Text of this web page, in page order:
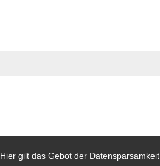
Hier gilt das Gebot der Datensparsamkeit.